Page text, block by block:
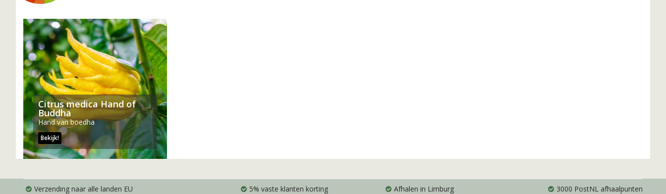
Citrus medica Hand of
Buddha
Hand van boedha
Bekijk!
Verzending naar alle landen EU 5% vaste klanten korting Afhalen in Limburg 3000 PostNL afhaalpunten